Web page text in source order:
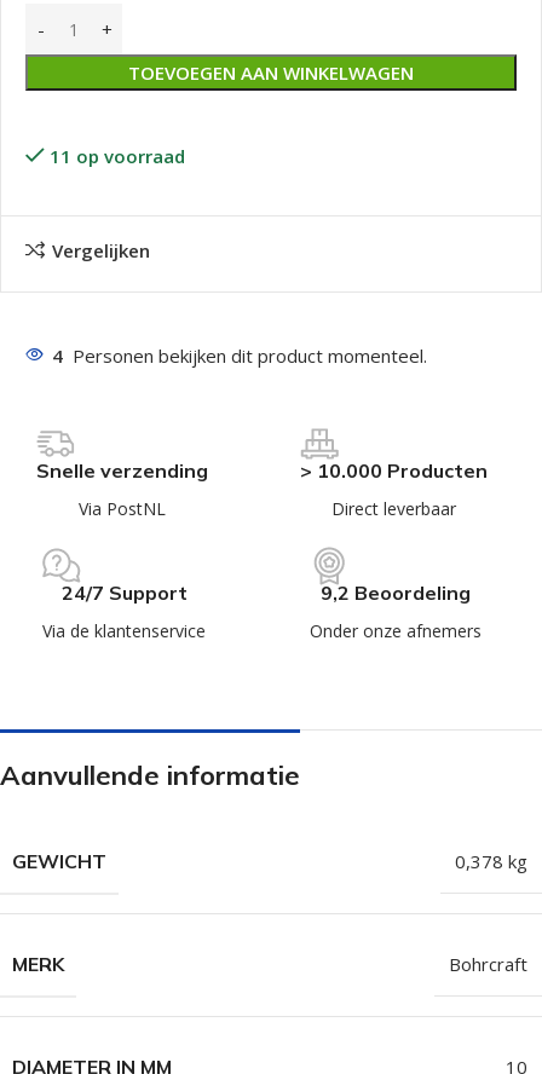
TOEVOEGEN AAN WINKELWAGEN
11 op voorraad
Vergelijken
4 Personen bekijken dit product momenteel.
Snelle verzending
Via PostNL
> 10.000 Producten
Direct leverbaar
24/7 Support
Via de klantenservice
9,2 Beoordeling
Onder onze afnemers
Aanvullende informatie
GEWICHT 0,378 kg
MERK Bohrcraft
DIAMETER IN MM 10